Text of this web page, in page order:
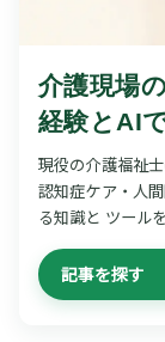
介護現場
経験とAI
現役の介護福祉士
認知症ケア・人間
る知識と ツール
記事を探す